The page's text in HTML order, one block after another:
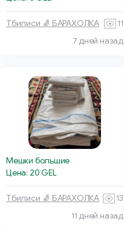
Тбилиси 🧦 БАРАХОЛКА
11
7 дней назад
Мешки большие
Цена: 20 GEL
Тбилиси 🧦 БАРАХОЛКА
13
11 дней назад